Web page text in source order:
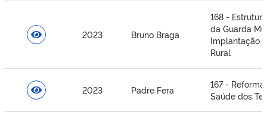
2023 Bruno Braga
168 -
da Guarda
Implantação
Rural
2023 Padre Fera
167 -
Saúde dos